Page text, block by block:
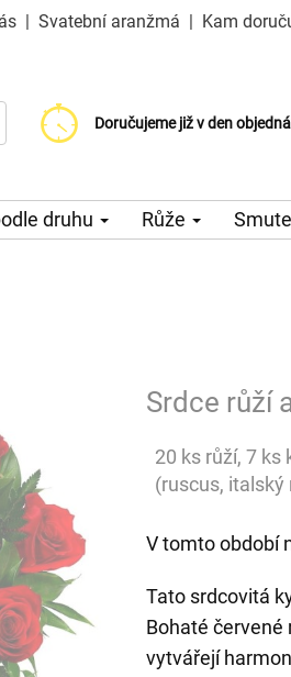
| Svatební aranžmá | Kam
Doručujeme již v den
Doručujeme již od 99 Kč
Možný výběr času a dne
druhu Růže
Srdce růží
20 ks růží, 7
(ruscus,
V tomto období
Tato srdcovitá
Bohaté červené
vytvářejí